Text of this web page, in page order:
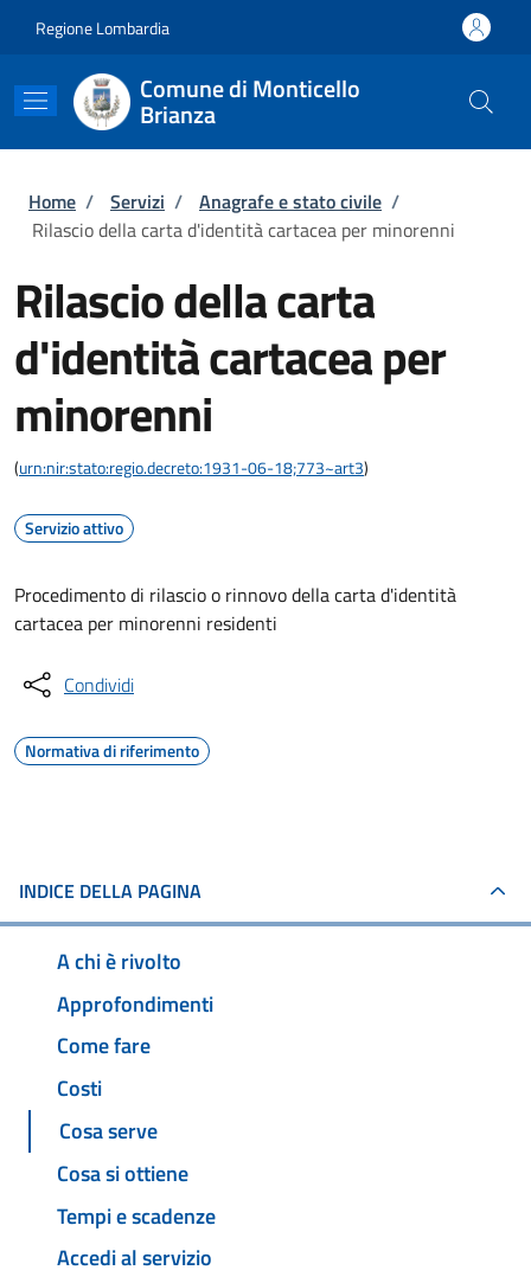
Regione Lombardia
Comune di Monticello
Brianza
Briciole di pane
Home / Servizi / Anagrafe e stato civile /
Rilascio della carta d'identità cartacea per minorenni
Rilascio della carta
d'identità cartacea per
minorenni
(urn:nir:stato:regio.decreto:1931-06-18;773~art3)
Servizio attivo
Procedimento di rilascio o rinnovo della carta d'identità
cartacea per minorenni residenti
Condividi
Normativa di riferimento
INDICE DELLA PAGINA
A chi è rivolto
Approfondimenti
Come fare
Costi
Cosa serve
Cosa si ottiene
Tempi e scadenze
Accedi al servizio